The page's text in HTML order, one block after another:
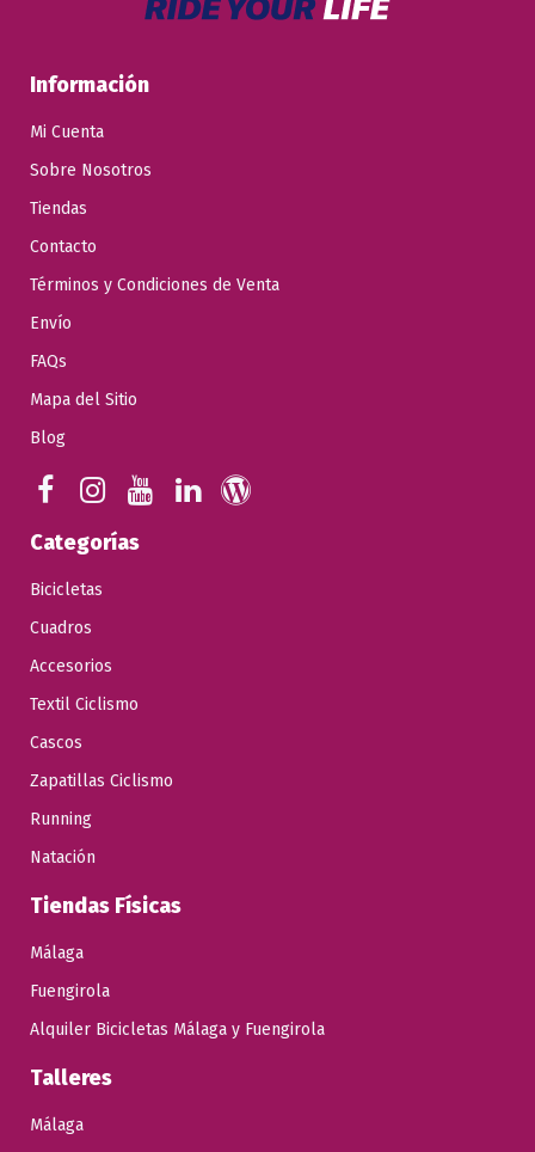
Información
Mi Cuenta
Sobre Nosotros
Tiendas
Contacto
Términos y Condiciones de Venta
Envío
FAQs
Mapa del Sitio
Blog
Categorías
Bicicletas
Cuadros
Accesorios
Textil Ciclismo
Cascos
Zapatillas Ciclismo
Running
Natación
Tiendas Físicas
Málaga
Fuengirola
Alquiler Bicicletas Málaga y Fuengirola
Talleres
Málaga